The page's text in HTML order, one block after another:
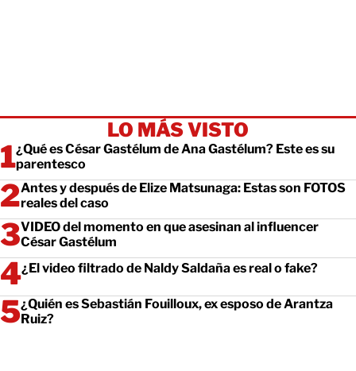
LO MÁS VISTO
¿Qué es César Gastélum de Ana Gastélum? Este es su
parentesco
Antes y después de Elize Matsunaga: Estas son FOTOS
reales del caso
VIDEO del momento en que asesinan al influencer
César Gastélum
¿El video filtrado de Naldy Saldaña es real o fake?
¿Quién es Sebastián Fouilloux, ex esposo de Arantza
Ruiz?